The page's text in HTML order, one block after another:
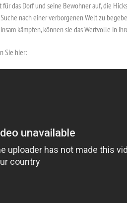
für das Dorf und seine Bewohner auf, die
nach einer verborgenen Welt zu
kämpfen, können sie das Wertvolle in
Sie hier: